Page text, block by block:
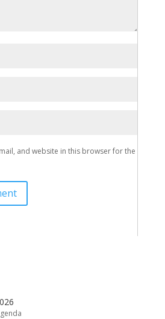
and website in this browser for the